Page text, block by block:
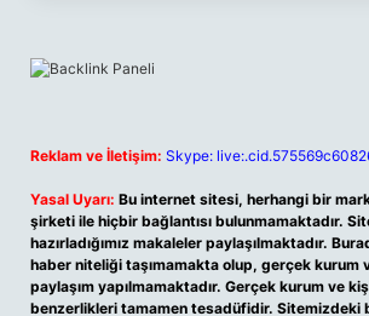
Reklam ve İletişim: Skype:
Yasal Uyarı: Bu internet sitesi, herhangi bir
şirketi ile hiçbir bağlantısı bulunmamaktadır.
hazırladığımız makaleler paylaşılmaktadır.
haber niteliği taşımamakta olup, gerçek kurum
paylaşım yapılmamaktadır. Gerçek kurum ve
benzerlikleri tamamen tesadüfidir. Sitemizdeki